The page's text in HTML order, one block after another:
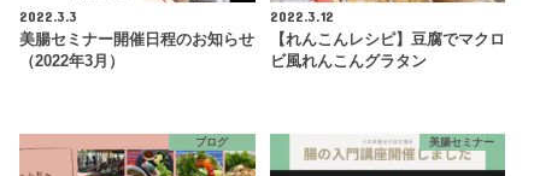
2022.3.3
美腸セミナー開催日程のお知らせ
（2022年3月）
2022.3.12
【れんこんレシピ】豆腐でマクロ
ビ風れんこんグラタン
ブログ 美腸セミナー